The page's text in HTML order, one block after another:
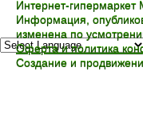
Интернет-
Информация,
изменена по
Оферта и политика
Создание и